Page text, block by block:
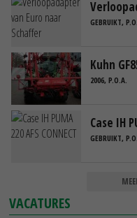
GEBRUIKT,
Kuhn
2006, P.O.A.
Case IH
GEBRUIKT,
VACATURES